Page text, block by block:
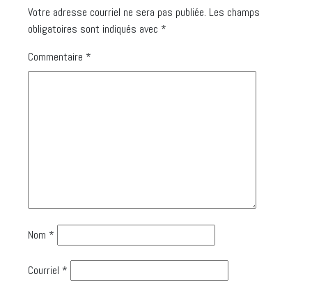
Votre adresse courriel ne sera pas publiée. Les champs
obligatoires sont indiqués avec *
Commentaire *
Nom *
Courriel *